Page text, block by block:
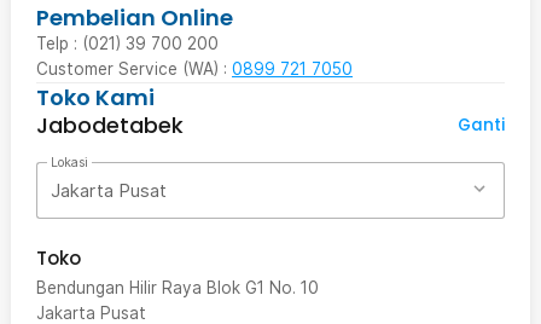
Pembelian Online
Telp : (021) 39 700 200
Customer Service (WA) : 0899 721 7050
Toko Kami
Jabodetabek
Ganti
Lokasi
Jakarta Pusat
Toko
Bendungan Hilir Raya Blok G1 No. 10
Jakarta Pusat